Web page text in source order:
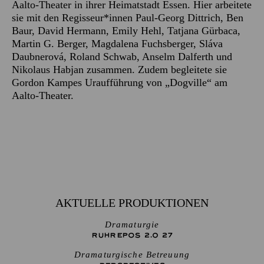
Aalto-Theater in ihrer Heimatstadt Essen. Hier arbeitete
sie mit den Regisseur*innen Paul-Georg Dittrich, Ben
Baur, David Hermann, Emily Hehl, Tatjana Gürbaca,
Martin G. Berger, Magdalena Fuchsberger, Sláva
Daubnerová, Roland Schwab, Anselm Dalferth und
Nikolaus Habjan zusammen. Zudem begleitete sie
Gordon Kampes Uraufführung von „Dogville“ am
Aalto-Theater.
AKTUELLE PRODUKTIONEN
Dramaturgie
RUHREPOS 2.0 27
Dramaturgische Betreuung